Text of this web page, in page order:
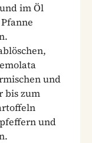
im Öl
und
bis zum
und